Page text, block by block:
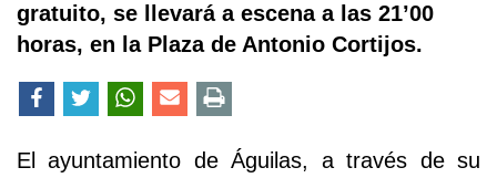
gratuito, se llevará a escena a las 21’00
horas, en la Plaza de Antonio Cortijos.
El ayuntamiento de Águilas, a través de su